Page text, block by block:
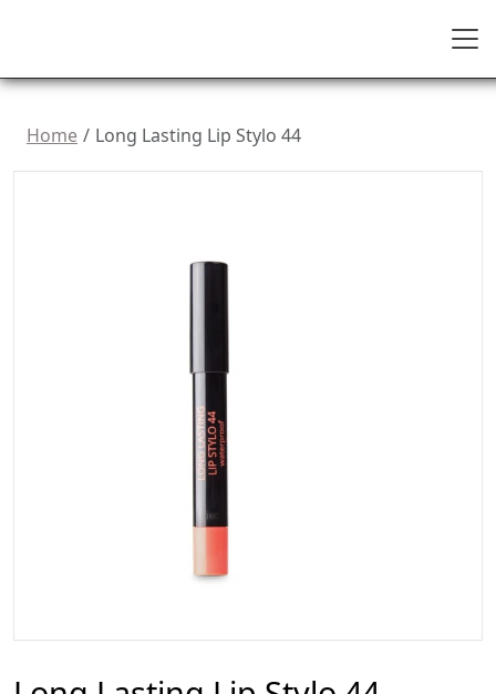
Home Long Lasting Lip Stylo 44